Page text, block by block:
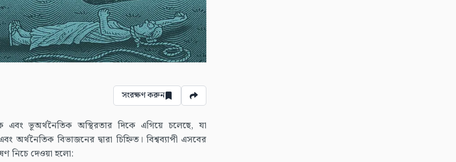
সংরক্ষণ করুন
এবং ভূঅর্থনৈতিক অস্থিরতার দিকে এগিয়ে চলেছে, যা
বিভাজনের দ্বারা চিহ্নিত। বিশ্বব্যাপী এসবের
নিচে দেওয়া হলো: